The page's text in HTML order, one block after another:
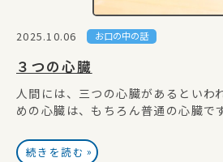
2025.10.06 お口の中の話
３つの心臓
人間には、三つの心臓があるといわ
めの心臓は、もちろん普通の心臓で
続きを読む »